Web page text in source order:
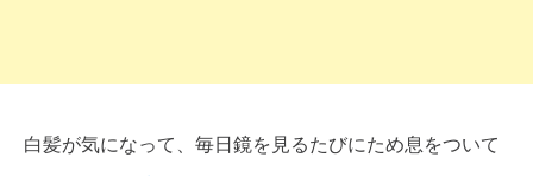
白髪が気になって、毎日鏡を見るたびにため息をついて